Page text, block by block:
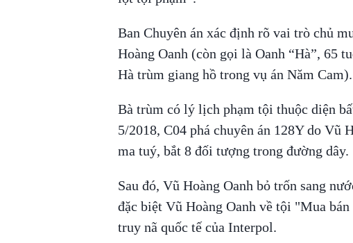
Ban Chuyên án xác định rõ vai trò chủ
Hoàng Oanh (còn gọi là Oanh “Hà”, 65
Hà trùm giang hồ trong vụ án Năm Cam).
Bà trùm có lý lịch phạm tội thuộc diện
5/2018, C04 phá chuyên án 128Y do Vũ
ma tuý, bắt 8 đối tượng trong đường dây.
Sau đó, Vũ Hoàng Oanh bỏ trốn sang
đặc biệt Vũ Hoàng Oanh về tội "Mua
truy nã quốc tế của Interpol.